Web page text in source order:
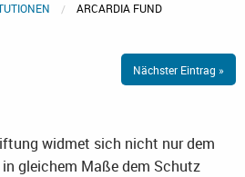
ARCARDIA FUND
Nächster Eintrag »
widmet sich nicht nur dem
gleichem Maße dem Schutz